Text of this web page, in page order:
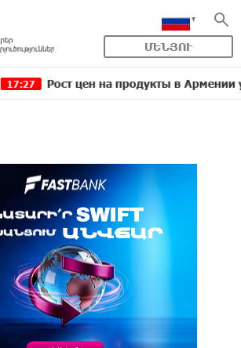
ՄԵՆՅՈՒ
Рост цен на продукты в Армении